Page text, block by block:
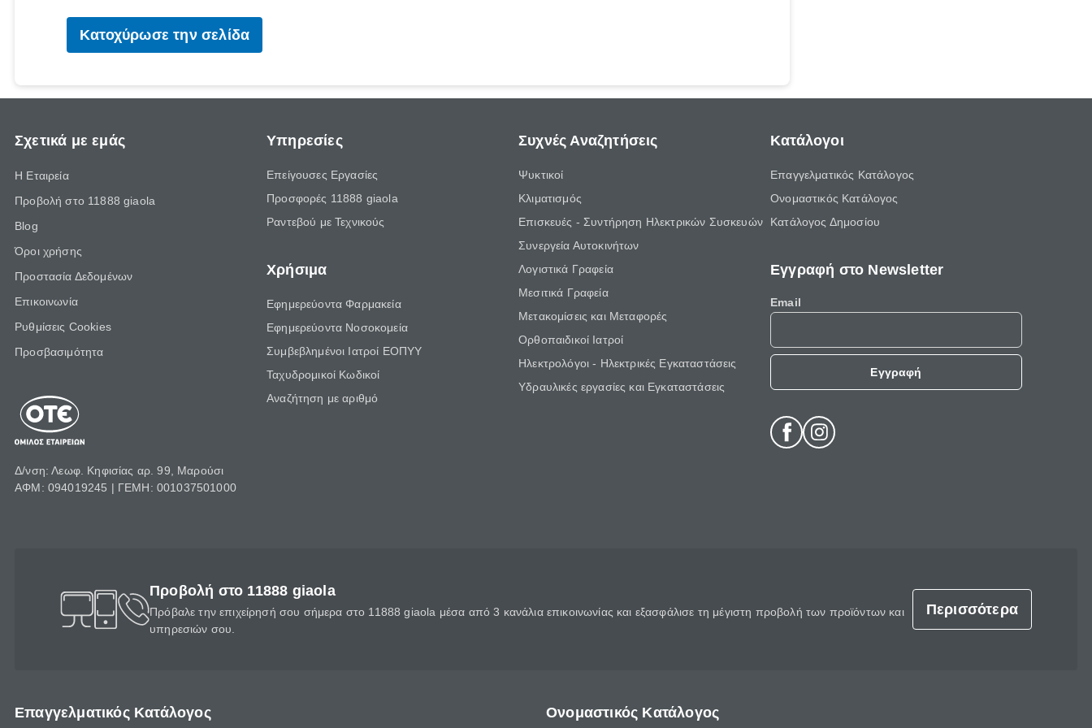
Κατοχύρωσε την σελίδα
Σχετικά με εμάς
Η Εταιρεία
Προβολή στο 11888 giaola
Blog
Όροι χρήσης
Προστασία Δεδομένων
Επικοινωνία
Ρυθμίσεις Cookies
Προσβασιμότητα
Δ/νση: Λεωφ. Κηφισίας αρ. 99, Μαρούσι
ΑΦΜ: 094019245 | ΓΕΜΗ: 001037501000
Υπηρεσίες
Επείγουσες Εργασίες
Προσφορές 11888 giaola
Ραντεβού με Τεχνικούς
Χρήσιμα
Εφημερεύοντα Φαρμακεία
Εφημερεύοντα Νοσοκομεία
Συμβεβλημένοι Ιατροί ΕΟΠΥΥ
Ταχυδρομικοί Κωδικοί
Αναζήτηση με αριθμό
Συχνές Αναζητήσεις
Ψυκτικοί
Κλιματισμός
Επισκευές - Συντήρηση Ηλεκτρικών Συσκευών
Συνεργεία Αυτοκινήτων
Λογιστικά Γραφεία
Μεσιτικά Γραφεία
Μετακομίσεις και Μεταφορές
Ορθοπαιδικοί Ιατροί
Ηλεκτρολόγοι - Ηλεκτρικές Εγκαταστάσεις
Υδραυλικές εργασίες και Εγκαταστάσεις
Κατάλογοι
Επαγγελματικός Κατάλογος
Ονομαστικός Κατάλογος
Κατάλογος Δημοσίου
Εγγραφή στο Newsletter
Email
Εγγραφή
Προβολή στο 11888 giaola
Πρόβαλε την επιχείρησή σου σήμερα στο 11888 giaola μέσα από 3 κανάλια επικοινωνίας και εξασφάλισε τη μέγιστη προβολή των προϊόντων και
υπηρεσιών σου.
Περισσότερα
Επαγγελματικός Κατάλογος Ονομαστικός Κατάλογος